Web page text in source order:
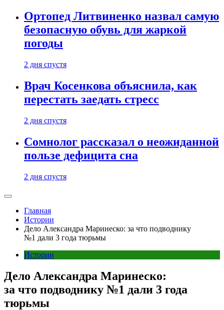
Ортопед Литвиненко назвал самую
безопасную обувь для жаркой
погоды
2 дня спустя
Врач Косенкова объяснила, как
перестать заедать стресс
2 дня спустя
Сомнолог рассказал о неожиданной
пользе дефицита сна
2 дня спустя
Главная
Истории
Дело Александра Маринеско: за что подводнику
№1 дали 3 года тюрьмы
Истории
Дело Александра Маринеско:
за что подводнику №1 дали 3 года
тюрьмы